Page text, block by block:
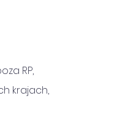
RP,
krajach,